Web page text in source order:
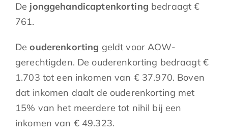
De jonggehandicaptenkorting bedraagt €
761.
Deouderenkorting geldt voor AOW-
gerechtigden. De ouderenkorting bedraagt €
1.703 tot een inkomen van € 37.970. Boven
dat inkomen daalt de ouderenkorting met
15% van het meerdere tot nihil bij een
inkomen van € 49.323.